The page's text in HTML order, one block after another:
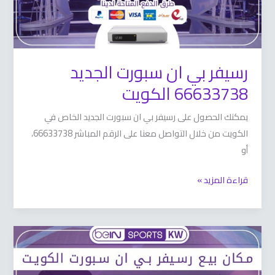
رسيفر بي ان سبورت الجديد
66633738 الكويت
يمكنك الحصول على رسيفر بي ان سبورت الجديد الخاص في
الكويت من خلال التواصل معنا على الرقم المباشر 66633738،
أو
قراءة المزيد »
مكان
بيع
رسيفر